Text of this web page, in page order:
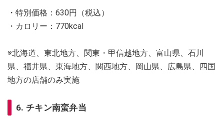
・特別価格：630円（税込）
・カロリー：770kcal
※北海道、東北地方、関東・甲信越地方、富山県、石川
県、福井県、東海地方、関西地方、岡山県、広島県、四国
地方の店舗のみ実施
6. チキン南蛮弁当